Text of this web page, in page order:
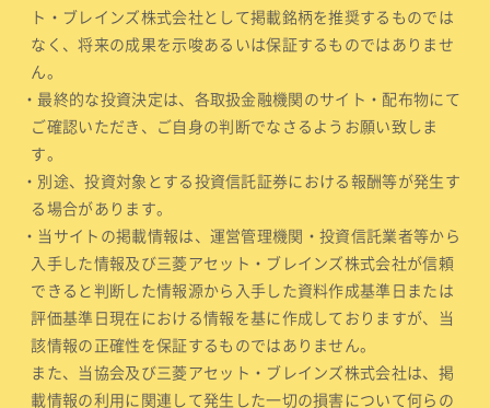
ト・ブレインズ株式会社として掲載銘柄を推奨するものでは
なく、将来の成果を示唆あるいは保証するものではありませ
ん。
・最終的な投資決定は、各取扱金融機関のサイト・配布物にて
ご確認いただき、ご自身の判断でなさるようお願い致しま
す。
・別途、投資対象とする投資信託証券における報酬等が発生す
る場合があります。
・当サイトの掲載情報は、運営管理機関・投資信託業者等から
入手した情報及び三菱アセット・ブレインズ株式会社が信頼
できると判断した情報源から入手した資料作成基準日または
評価基準日現在における情報を基に作成しておりますが、当
該情報の正確性を保証するものではありません。
また、当協会及び三菱アセット・ブレインズ株式会社は、掲
載情報の利用に関連して発生した一切の損害について何らの